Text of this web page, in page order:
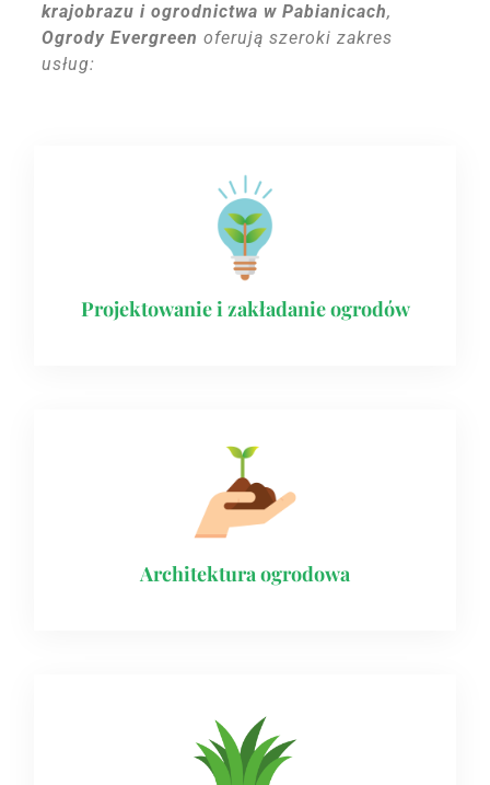
krajobrazu i ogrodnictwa w Pabianicach,
Ogrody Evergreen oferują szeroki zakres
usług:
Projektowanie i zakładanie ogrodów
Architektura ogrodowa